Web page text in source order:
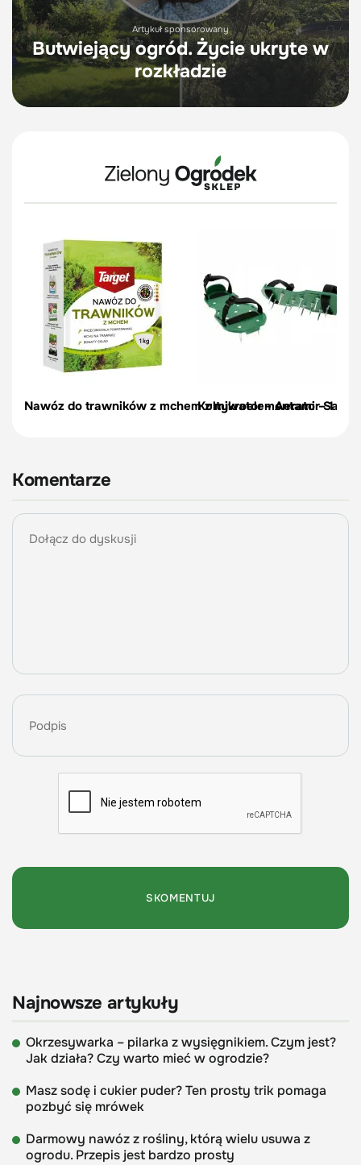
Artykuł sponsorowany
Butwiejący ogród. Życie ukryte w
rozkładzie
Nawóz do trawników z mchem z mikroelementami – 1 kg |
Kultywator - Aerator
Komentarze
Najnowsze artykuły
Okrzesywarka – pilarka z wysięgnikiem. Czym jest?
Jak działa? Czy warto mieć w ogrodzie?
Masz sodę i cukier puder? Ten prosty trik pomaga
pozbyć się mrówek
Darmowy nawóz z rośliny, którą wielu usuwa z
ogrodu. Przepis jest bardzo prosty